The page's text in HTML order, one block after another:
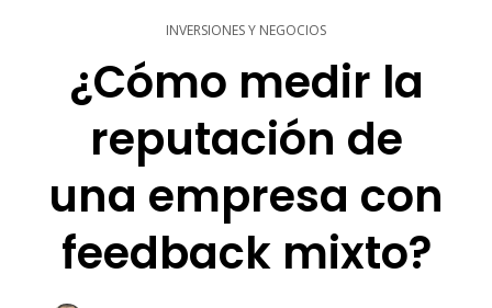
INVERSIONES Y NEGOCIOS
¿Cómo medir la
reputación de
una empresa con
feedback mixto?